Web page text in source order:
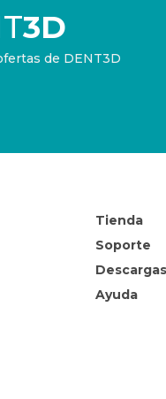
3D
de DENT3D
Tienda
Soporte
Descargas
Ayuda